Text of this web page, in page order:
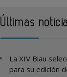
Últimas
La XIV Biau
para su edición